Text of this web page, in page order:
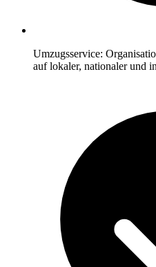
Umzugsservice:
auf lokaler, nationaler und